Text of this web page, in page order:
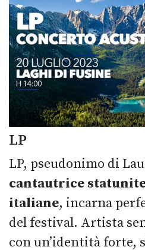
LP
LP, pseudonimo di
cantautrice
italiane, incarna
del festival. Artista
con un’identità forte,